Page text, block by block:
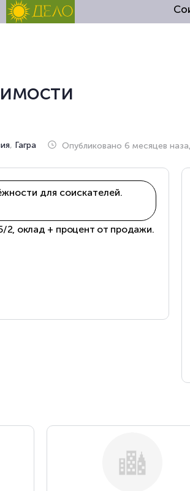
, Гагра Опубликовано 6 месяцев
для соискателей.
2, оклад + процент от продажи.